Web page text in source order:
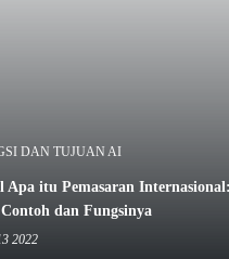
DAN TUJUAN AI
Apa itu Pemasaran Internasional:
dan Fungsinya
2022